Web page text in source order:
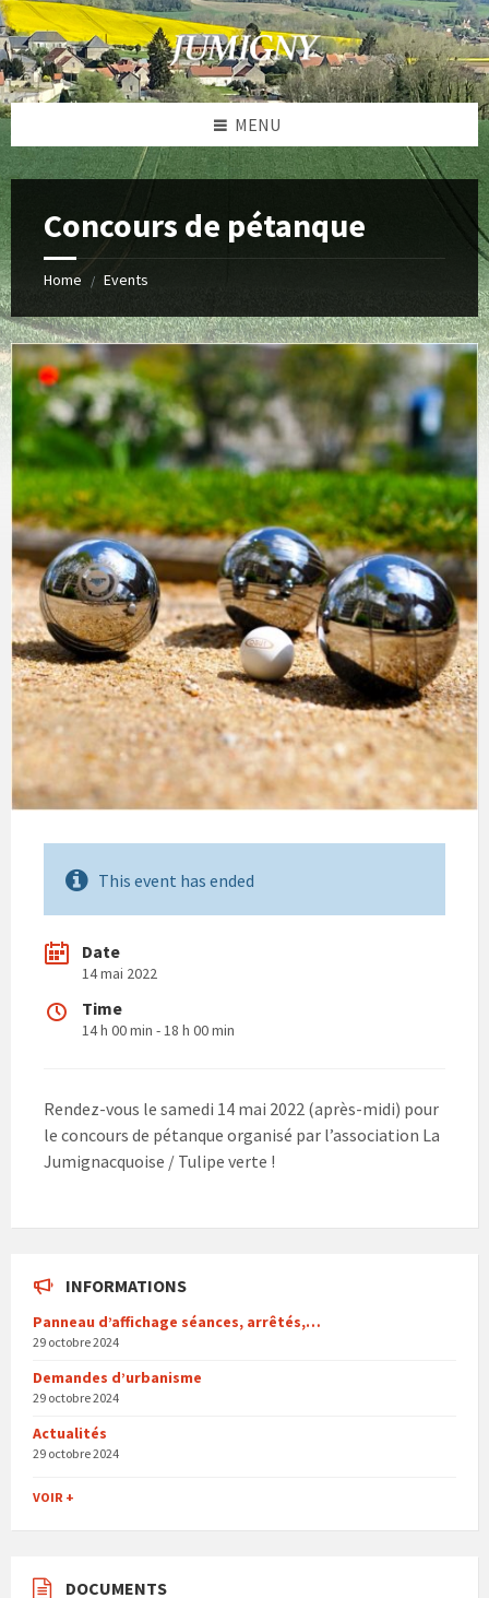
Skip
to
content
Skip
to
left
sidebar
Skip
to
footer
MENU
Concours de pétanque
Home / Events
This event has ended
Date
14 mai 2022
Time
14 h 00 min - 18 h 00 min
Rendez-vous le samedi 14 mai 2022 (après-midi) pour
le concours de pétanque organisé par l’association La
Jumignacquoise / Tulipe verte !
INFORMATIONS
Panneau d’affichage séances, arrêtés,…
29 octobre 2024
Demandes d’urbanisme
29 octobre 2024
Actualités
29 octobre 2024
VOIR +
DOCUMENTS